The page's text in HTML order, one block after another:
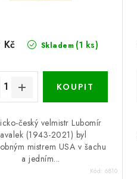
Skladem (1 ks)
Kč
český velmistr Lubomír
(1943-2021) byl
mistrem USA v šachu
a jedním...
Kód:6810